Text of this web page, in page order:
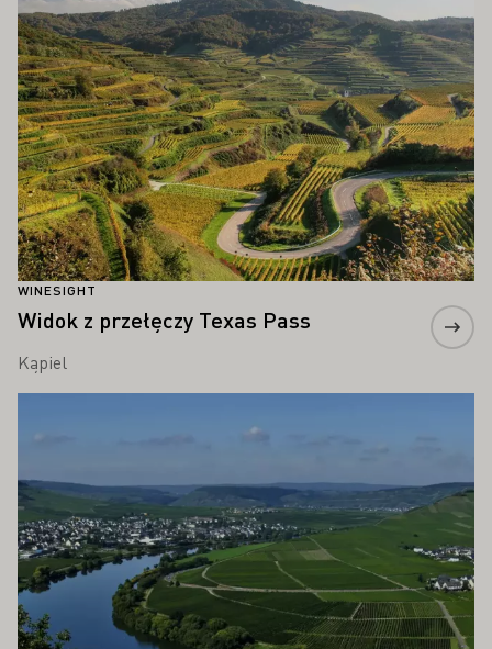
WINESIGHT
Widok z przełęczy Texas Pass
Kąpiel